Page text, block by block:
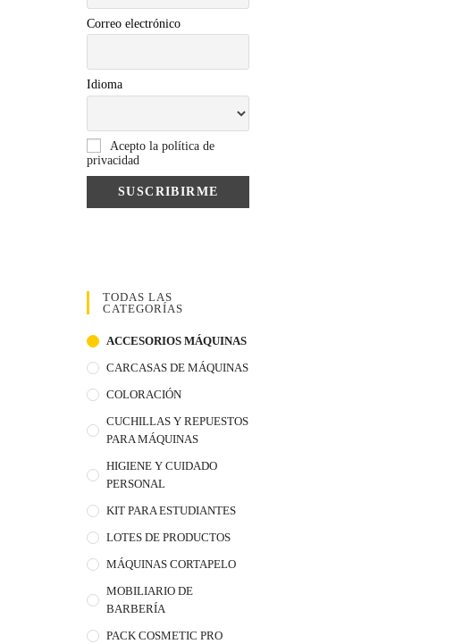
Correo electrónico
Idioma
Acepto la política de
privacidad
TODAS LAS
CATEGORÍAS
ACCESORIOS MÁQUINAS
CARCASAS DE MÁQUINAS
COLORACIÓN
CUCHILLAS Y REPUESTOS
PARA MÁQUINAS
HIGIENE Y CUIDADO
PERSONAL
KIT PARA ESTUDIANTES
LOTES DE PRODUCTOS
MÁQUINAS CORTAPELO
MOBILIARIO DE
BARBERÍA
PACK COSMETIC PRO